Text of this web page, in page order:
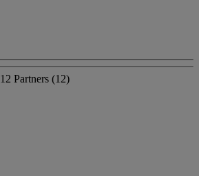
12 Partners (12)